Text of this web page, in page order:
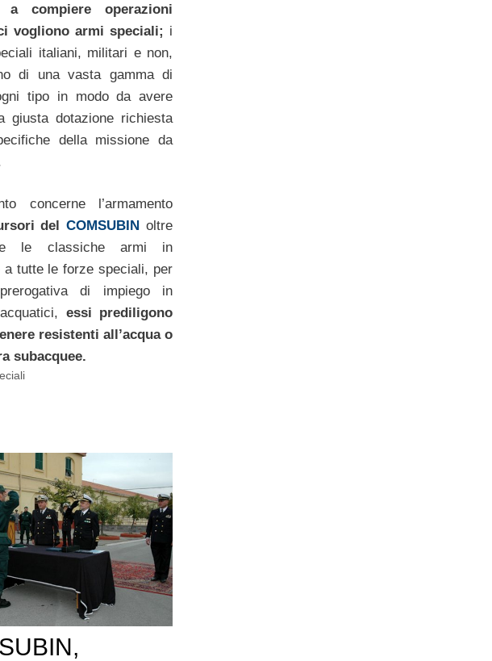
a compiere operazioni
vogliono armi speciali; i
italiani, militari e non,
di una vasta gamma di
tipo in modo da avere
giusta dotazione richiesta
della missione da
concerne l’armamento
delCOMSUBIN oltre
le classiche armi in
a tutte le forze speciali, per
di impiego in
essi prediligono
resistenti all’acqua o
subacquee.